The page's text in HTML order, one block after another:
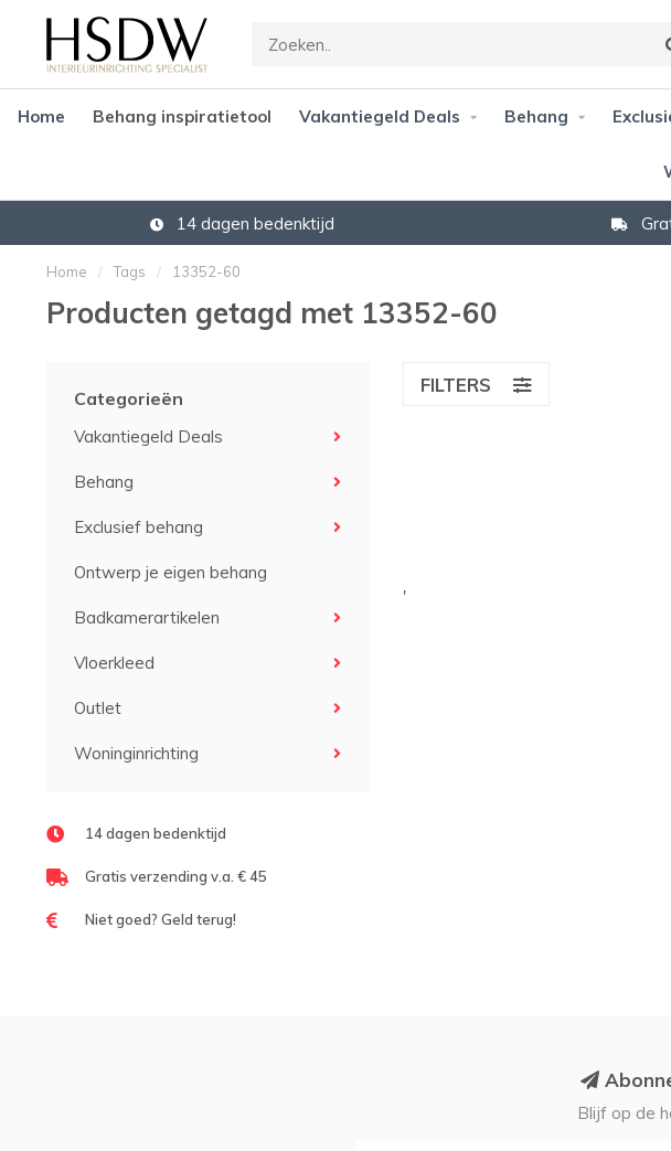
Home Behang inspiratietool Vakantiegeld Deals Behang
14 dagen bedenktijd
Home / Tags / 13352-60
Producten getagd met 13352-60
Categorieën
Vakantiegeld Deals
Behang
Exclusief behang
Ontwerp je eigen behang
Badkamerartikelen
Vloerkleed
Outlet
Woninginrichting
14 dagen bedenktijd
Gratis verzending v.a. € 45
Niet goed? Geld terug!
FILTERS
'
Blijf op de